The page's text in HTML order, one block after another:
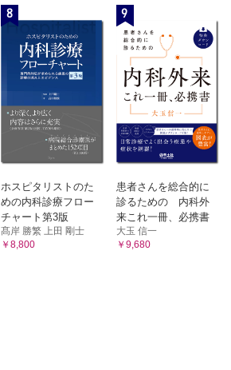
8
ホスピタリストのた
めの内科診療フロー
チャート第3版
髙岸 勝繁 上田 剛士
￥8,800
9
患者さんを総合的に
診るための 内科外
来これ一冊、必携書
大玉 信一
￥9,680